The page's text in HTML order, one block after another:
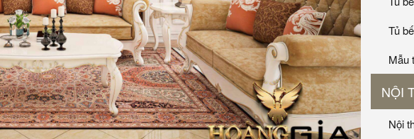
Tủ
Mẫu
NỘI
Nội